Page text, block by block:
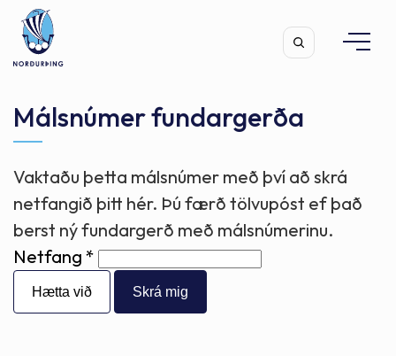
Leita
Málsnúmer fundargerða
Vaktaðu þetta málsnúmer með því að skrá
netfangið þitt hér. Þú færð tölvupóst ef það
berst ný fundargerð með málsnúmerinu.
Netfang
Hætta við